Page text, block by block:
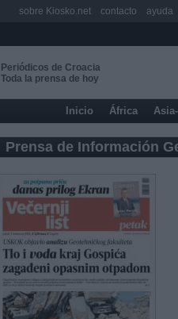
Periódicos de Croacia
Toda la prensa de hoy
Inicio África
Prensa de Información
sobre Kiosko.net contacto ayuda